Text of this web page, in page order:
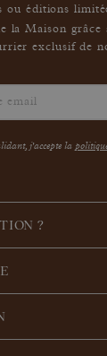
ou éditions
la Maison grâce
exclusif de
j'accepte la
?